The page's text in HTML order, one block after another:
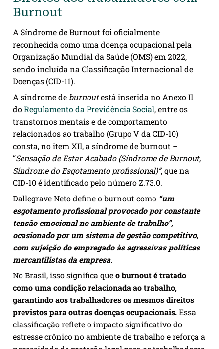
Burnout
A Síndrome de Burnout foi oficialmente
reconhecida como uma doença ocupacional pela
Organização Mundial da Saúde (OMS) em 2022,
sendo incluída na Classificação Internacional de
Doenças (CID-11).
A síndrome de burnoutestá inserida no Anexo II
doRegulamento da Previdência Social, entre os
transtornos mentais e de comportamento
relacionados ao trabalho (Grupo V da CID-10)
consta, no item XII, a síndrome de burnout –
“Sensação de Estar Acabado (Síndrome de Burnout,
Síndrome do Esgotamento profissional)”, que na
CID-10 é identificado pelo número Z.73.0.
Dallegrave Neto define o burnout como “um
esgotamento profissional provocado por constante
tensão emocional no ambiente de trabalho”,
ocasionado por um sistema de gestão competitivo,
com sujeição do empregado às agressivas políticas
mercantilistas da empresa.
No Brasil, isso significa queo burnout é tratado
como uma condição relacionada ao trabalho,
garantindo aos trabalhadores os mesmos direitos
previstos para outras doenças ocupacionais.Essa
classificação reflete o impacto significativo do
estresse crônico no ambiente de trabalho e reforça a